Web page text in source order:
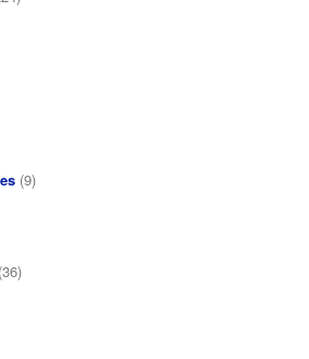
(9)
(36)